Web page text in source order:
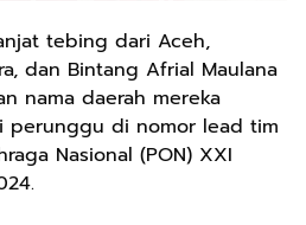
tebing dari Aceh,
dan Bintang Afrial Maulana
nama daerah mereka
perunggu di nomor lead tim
Nasional (PON) XXI